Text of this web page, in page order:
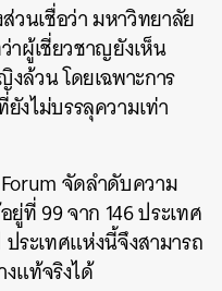
วนเชื่อว่า มหาวิทยาลัย
าผู้เชี่ยวชาญยังเห็น
ล้วน โดยเฉพาะการ
งไม่บรรลุความเท่า
จัดลำดับความ
ยู่ที่ 99 จาก 146 ประเทศ
ประเทศแห่งนี้จึงสามารถ
แท้จริงได้